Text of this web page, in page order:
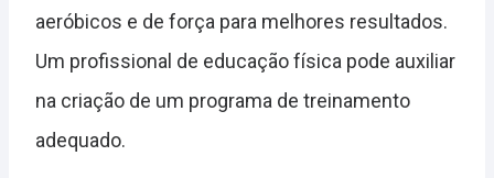
aeróbicos e de força para melhores resultados.
Um profissional de educação física pode auxiliar
na criação de um programa de treinamento
adequado.